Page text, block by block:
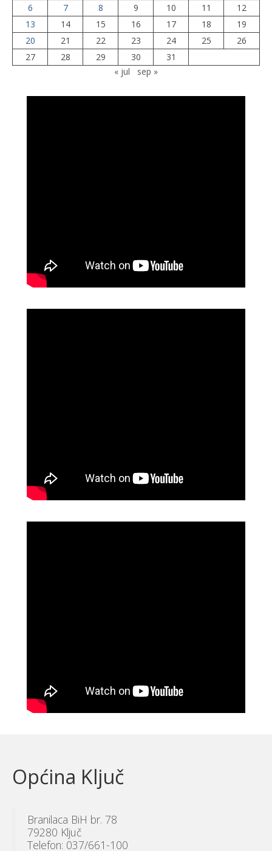
6
7 8 9 10 11
12
13
14 15 16 17 18
19
20
21 22 23 24 25
26
27
28 29 30
31
« jul
sep »
Općina Ključ
Branilaca BiH br. 78
79280 Ključ
Telefon: 037/661-100